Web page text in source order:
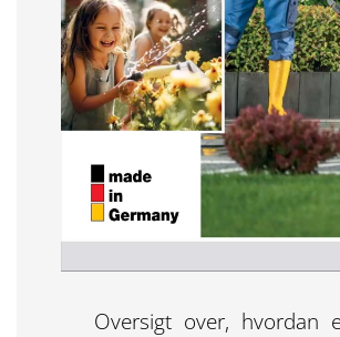
Oversigt over, hvordan